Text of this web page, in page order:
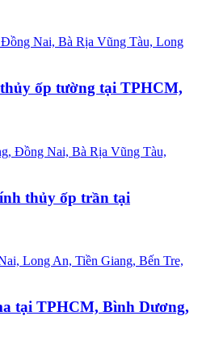
ốp tường tại TPHCM,
thủy ốp trần tại
tại TPHCM, Bình Dương,